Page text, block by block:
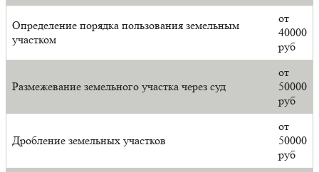
Определение порядка пользования земельным
участком
от
40000
руб
Размежевание земельного участка через суд
от
50000
руб
Дробление земельных участков
от
50000
руб